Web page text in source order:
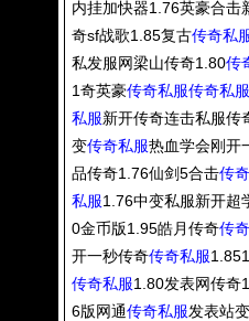
内挂加快器1.76英豪合击
奇sf战歌1.85复古传奇私
私发服网梁山传奇1.80传
1奇英豪传奇私服传奇私服
私服新开传奇连击私服传
变传奇私服热血学会刚开
品传奇1.76仙剑5合击传
私服1.76中变私服新开超
0金币版1.95皓月传奇传
开一秒传奇传奇私服
传奇私服1.80发表网传奇
6版网通传奇私服发表站